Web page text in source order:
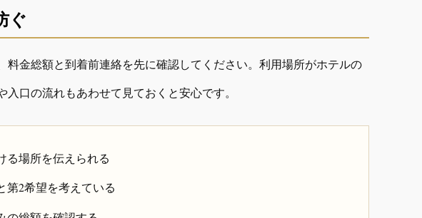
ぐ
料金総額と到着前連絡を先に確認してください。利用場所がホテルの
入口の流れもあわせて見ておくと安心です。
る場所を伝えられる
第2希望を考えている